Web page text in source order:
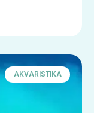
AKVARISTIKA